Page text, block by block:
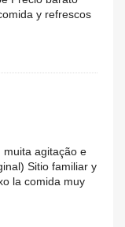
y refrescos
agitação e
Sitio familiar y
la comida muy